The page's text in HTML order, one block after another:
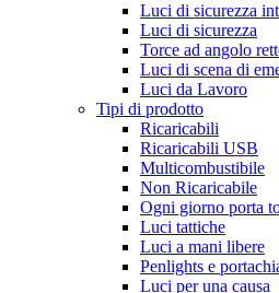
Luci di sicurezza
Luci di sicurezza
Torce ad angolo
Luci di scena di
Luci da Lavoro
Tipi di prodotto
Ricaricabili
Ricaricabili USB
Multicombustibile
Non Ricaricabile
Ogni giorno porta
Luci tattiche
Luci a mani libere
Penlights e
Luci per una causa